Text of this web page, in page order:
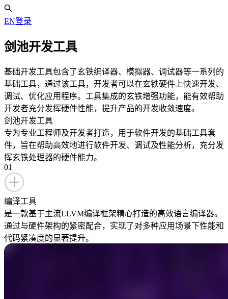
EN登录
剑池开发工具
基础开发工具包含了玄铁编译器、模拟器、调试器等一系列的
基础工具，通过该工具，开发者可以在玄铁硬件上快速开发、
调试、优化应用程序。工具集成的玄铁增强功能，能有效帮助
开发者充分发挥硬件性能，提升产品的开发收敛速度。
剑池开发工具
专为专业工程师及开发者打造，用于软件开发的基础工具套
件，旨在帮助高效地进行软件开发、调试及性能分析，充分发
挥玄铁处理器的硬件能力。
01
编译工具
是一款基于主流LLVM编译框架精心打造的高效语言编译器。
通过与硬件架构的紧密配合，实现了对多种应用场景下性能和
代码紧凑度的显著提升。